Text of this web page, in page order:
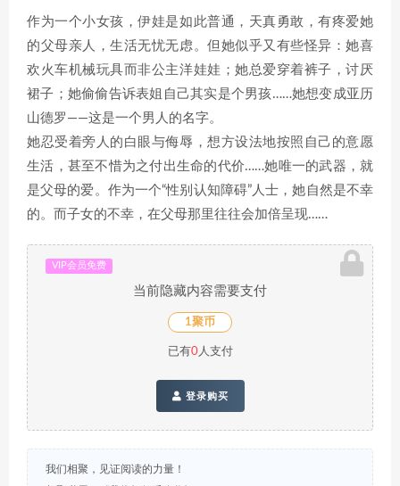
作为一个小女孩，伊娃是如此普通，天真勇敢，有疼爱她
的父母亲人，生活无忧无虑。但她似乎又有些怪异：她喜
欢火车机械玩具而非公主洋娃娃；她总爱穿着裤子，讨厌
裙子；她偷偷告诉表姐自己其实是个男孩……她想变成亚历
山德罗——这是一个男人的名字。
她忍受着旁人的白眼与侮辱，想方设法地按照自己的意愿
生活，甚至不惜为之付出生命的代价……她唯一的武器，就
是父母的爱。作为一个“性别认知障碍”人士，她自然是不幸
的。而子女的不幸，在父母那里往往会加倍呈现……
VIP会员免费
当前隐藏内容需要支付
1聚币
已有0人支付
登录购买
我们相聚，见证阅读的力量！